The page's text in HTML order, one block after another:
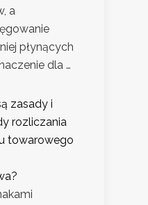
a
płynących
dla …
zasady i
rozliczania
towarowego